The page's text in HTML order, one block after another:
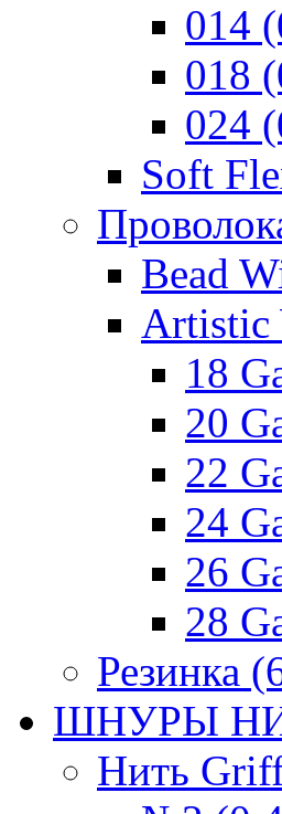
014
018
024
Soft
Bead
Artistic
18
20
22
24
26
28
Резинка
ШНУРЫ
Нить